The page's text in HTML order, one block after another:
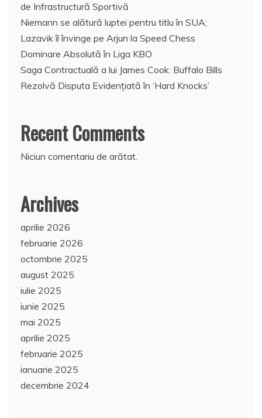
de Infrastructură Sportivă
Niemann se alătură luptei pentru titlu în SUA;
Lazavik îl învinge pe Arjun la Speed Chess
Dominare Absolută în Liga KBO
Saga Contractuală a lui James Cook: Buffalo Bills
Rezolvă Disputa Evidențiată în ‘Hard Knocks’
Recent Comments
Niciun comentariu de arătat.
Archives
aprilie 2026
februarie 2026
octombrie 2025
august 2025
iulie 2025
iunie 2025
mai 2025
aprilie 2025
februarie 2025
ianuarie 2025
decembrie 2024